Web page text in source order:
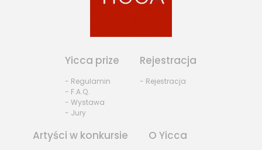
Yicca prize
- Regulamin
- F.A.Q.
- Wystawa
- Jury
Rejestracja
- Rejestracja
Artyści w konkursie O Yicca